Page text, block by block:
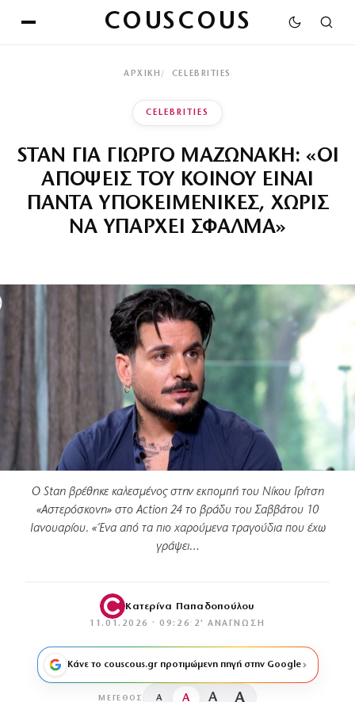
COUSCOUS
ΑΡΧΙΚΉ CELEBRITIES
CELEBRITIES
STAN ΓΙΑ ΓΙΩΡΓΟ ΜΑΖΩΝΑΚΗ: «ΟΙ
ΑΠΟΨΕΙΣ ΤΟΥ ΚΟΙΝΟΥ ΕΙΝΑΙ
ΠΑΝΤΑ ΥΠΟΚΕΙΜΕΝΙΚΕΣ, ΧΩΡΙΣ
ΝΑ ΥΠΑΡΧΕΙ ΣΦΑΛΜΑ»
Ο Stan βρέθηκε καλεσμένος στην εκπομπή του Νίκου Γρίτση
«Αστερόσκονη» στο Action 24 το βράδυ του Σαββάτου 10
Ιανουαρίου. «Ένα από τα πιο χαρούμενα τραγούδια που έχω
γράψει…
Κατερίνα Παπαδοπούλου
11.01.2026 · 09:26 · 2′ ΑΝΆΓΝΩΣΗ
Κάνε το couscous.gr προτιμώμενη πηγή στην Google
ΜΈΓΕΘΟΣ A A A A